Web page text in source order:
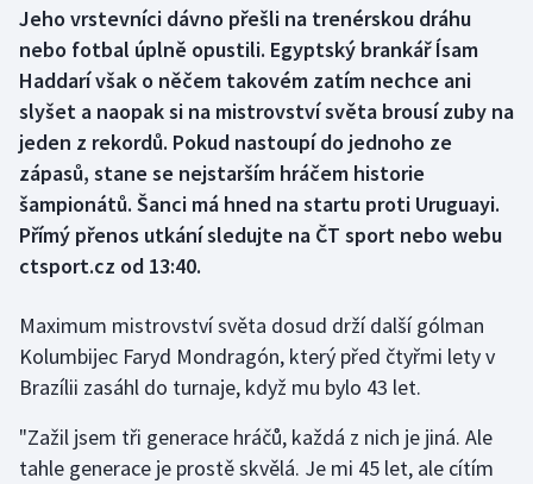
Box
Curling
Florbal
Futsal
Gymnastika
Jezdectví
Jeho vrstevníci dávno přešli na trenérskou dráhu
nebo fotbal úplně opustili. Egyptský brankář Ísam
Haddarí však o něčem takovém zatím nechce ani
slyšet a naopak si na mistrovství světa brousí zuby na
jeden z rekordů. Pokud nastoupí do jednoho ze
zápasů, stane se nejstarším hráčem historie
šampionátů. Šanci má hned na startu proti Uruguayi.
Přímý přenos utkání sledujte na ČT sport nebo webu
ctsport.cz od 13:40.
Maximum mistrovství světa dosud drží další gólman
Kolumbijec Faryd Mondragón, který před čtyřmi lety v
Brazílii zasáhl do turnaje, když mu bylo 43 let.
"Zažil jsem tři generace hráčů, každá z nich je jiná. Ale
tahle generace je prostě skvělá. Je mi 45 let, ale cítím